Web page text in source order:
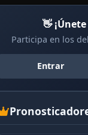
👋
Participa en los
Entrar